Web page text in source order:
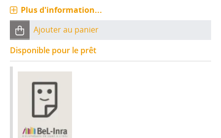
Plus d'information...
Ajouter au panier
Disponible pour le prêt